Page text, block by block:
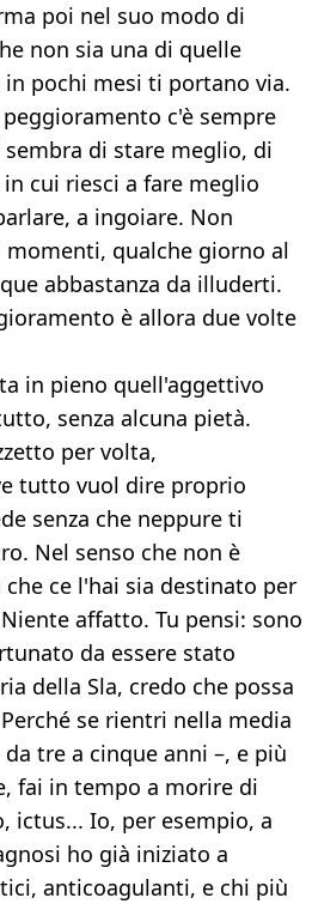
poi nel suo modo di
non sia una di quelle
pochi mesi ti portano via.
c'è sempre
di stare meglio, di
cui riesci a fare meglio
a ingoiare. Non
qualche giorno al
abbastanza da illuderti.
è allora due volte
in pieno quell'aggettivo
senza alcuna pietà.
per volta,
tutto vuol dire proprio
senza che neppure ti
Nel senso che non è
ce l'hai sia destinato per
affatto. Tu pensi: sono
da essere stato
della Sla, credo che possa
se rientri nella media
tre a cinque anni –, e più
fai in tempo a morire di
Io, per esempio, a
ho già iniziato a
anticoagulanti, e chi più